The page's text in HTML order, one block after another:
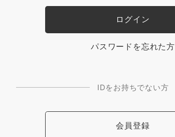
パスワードを忘れた方
IDをお持ちでない方
会員登録